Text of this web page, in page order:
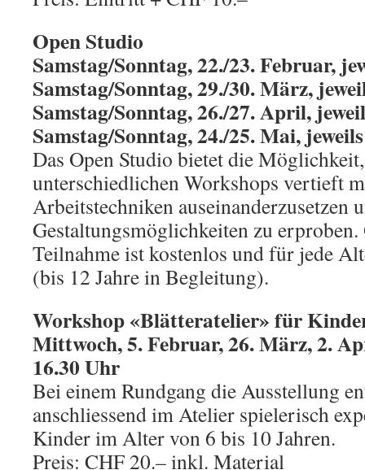
Open Studio
Samstag/Sonntag, 22./23. Februar,
Samstag/Sonntag, 29./30. März,
Samstag/Sonntag, 26./27. April,
Samstag/Sonntag, 24./25. Mai,
Das Open Studio bietet die
unterschiedlichen Workshops vertieft
Arbeitstechniken auseinanderzusetzen
Gestaltungsmöglichkeiten zu
Teilnahme ist kostenlos und für jede
(bis 12 Jahre in Begleitung).
Workshop «Blätteratelier» für
Mittwoch, 5. Februar, 26. März, 2.
16.30 Uhr
Bei einem Rundgang die Ausstellung
anschliessend im Atelier spielerisch
Kinder im Alter von 6 bis 10 Jahren.
Preis: CHF 20.– inkl. Material